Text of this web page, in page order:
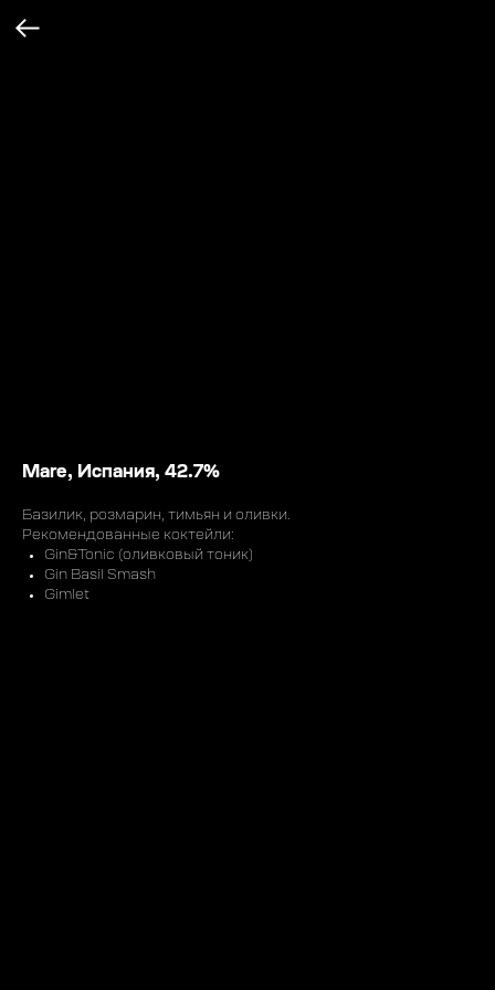
Mare, Испания, 42.7%
Базилик, розмарин, тимьян и оливки.
Рекомендованные коктейли:
Gin&Tonic (оливковый тоник)
Gin Basil Smash
Gimlet